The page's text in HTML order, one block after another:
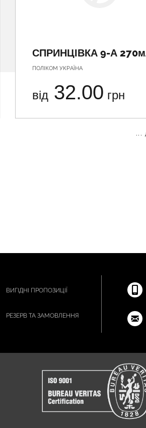
СПРИНЦІВКА 9-А
ПОЛІКОМ УКРАЇНА
від 32.00 грн
...
ВИГІДНІ ПРОПОЗИЦІЇ
РЕЗЕРВ ТА ЗАМОВЛЕННЯ